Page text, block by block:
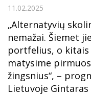
11.02.2025
„Alternatyvių
nemažai. Šiemet
portfelius, o kitais
matysime
žingsnius“, –
Lietuvoje Gintaras